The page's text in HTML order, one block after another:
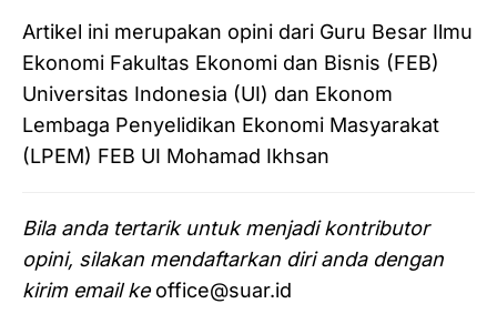
Artikel ini merupakan opini dari Guru Besar Ilmu
Ekonomi Fakultas Ekonomi dan Bisnis (FEB)
Universitas Indonesia (UI) dan Ekonom
Lembaga Penyelidikan Ekonomi Masyarakat
(LPEM) FEB UI Mohamad Ikhsan
Bila anda tertarik untuk menjadi kontributor
opini, silakan mendaftarkan diri anda dengan
kirim email ke office@suar.id